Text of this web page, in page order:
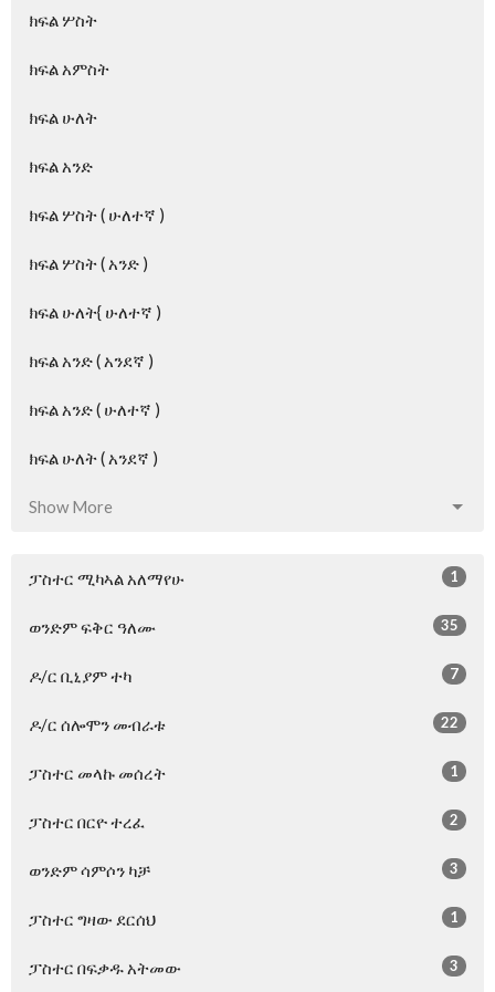
ክፍል ሦስት
ክፍል አምስት
ክፍል ሁለት
ክፍል አንድ
ክፍል ሦስት ( ሁለተኛ )
ክፍል ሦስት ( አንድ )
ክፍል ሁለት{ ሁለተኛ )
ክፍል አንድ ( አንደኛ )
ክፍል አንድ ( ሁለተኛ )
ክፍል ሁለት ( አንደኛ )
Show More
ፓስተር ሚካኣል አለማየሁ 1
ወንድም ፍቅር ዓለሙ 35
ዶ/ር ቢኒያም ተካ 7
ዶ/ር ሰሎሞን መብራቱ 22
ፓስተር መላኩ መሰረት 1
ፓስተር በርዮ ተረፈ 2
ወንድም ሳምሶን ካቻ 3
ፓስተር ግዛው ደርሰህ 1
ፓስተር በፍቃዱ አትመው 3